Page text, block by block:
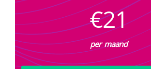
€21
per maand